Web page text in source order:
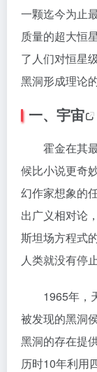
一颗迄今为止
质量的超大恒
了人们对恒星
黑洞形成理论
一、 宇宙
霍金在其最
候比小说更奇
幻作家想象的
出广义相对论
斯坦场方程式
人类就没有停
1965年，天
被发现的黑洞
黑洞的存在提
历时10年利用